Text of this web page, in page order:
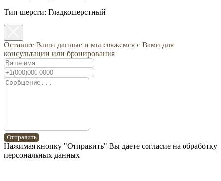
Тип шерсти: Гладкошерстный
Оставьте Ваши данные и мы свяжемся с Вами для
консультации или бронирования
Отправить
Нажимая кнопку "Отправить" Вы даете согласие на обработку
персональных данных